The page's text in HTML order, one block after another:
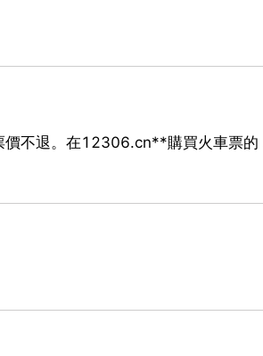
價不退。在12306.cn**購買火車票的